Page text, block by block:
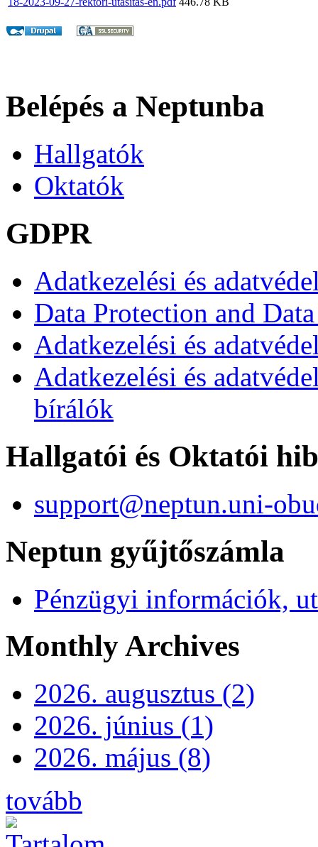
Belépés a Neptunba
Hallgatók
Oktatók
GDPR
Adatkezelési és
Data Protection and
Adatkezelési és
Adatkezelési és
bírálók
Hallgatói és Oktatói
support@neptun.uni-
Neptun gyűjtőszámla
Pénzügyi információk,
Monthly Archives
2026. augusztus (2)
2026. június (1)
2026. május (8)
tovább